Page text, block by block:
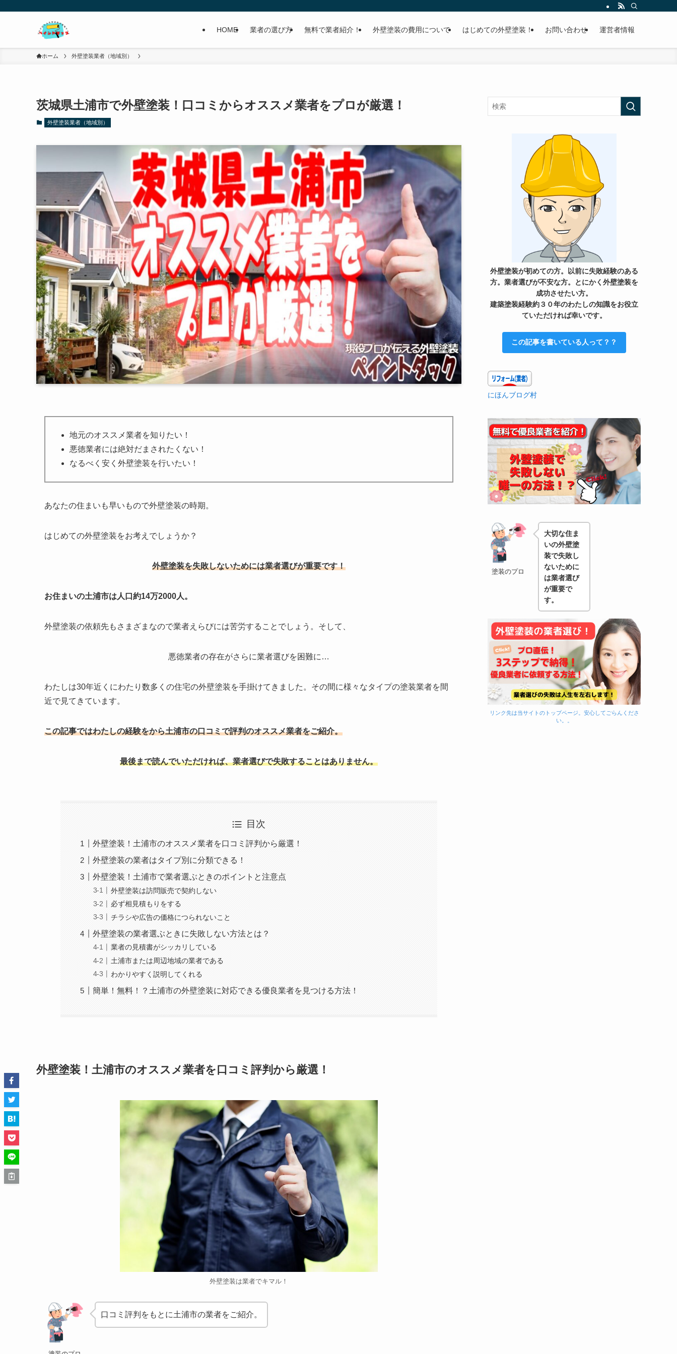
HOME 業者の選び方 無料で業者紹介！ 外壁塗装の費用について はじめての外壁塗装！ お問い合わせ 運営者情報
ホーム 外壁塗装業者（地域別）
茨城県土浦市で外壁塗装！口コミからオススメ業者をプロが厳選！
外壁塗装業者（地域別）
地元のオススメ業者を知りたい！
悪徳業者には絶対だまされたくない！
なるべく安く外壁塗装を行いたい！
あなたの住まいも早いもので外壁塗装の時期。
はじめての外壁塗装をお考えでしょうか？
外壁塗装を失敗しないためには業者選びが重要です！
お住まいの土浦市は人口約14万2000人。
外壁塗装の依頼先もさまざまなので業者えらびには苦労することでしょう。そして、
悪徳業者の存在がさらに業者選びを困難に…
わたしは30年近くにわたり数多くの住宅の外壁塗装を手掛けてきました。その間に様々なタイプの塗装業者を間
近で見てきています。
この記事ではわたしの経験をから土浦市の口コミで評判のオススメ業者をご紹介。
最後まで読んでいただければ、業者選びで失敗することはありません。
目次
外壁塗装！土浦市のオススメ業者を口コミ評判から厳選！
外壁塗装の業者はタイプ別に分類できる！
外壁塗装！土浦市で業者選ぶときのポイントと注意点
外壁塗装は訪問販売で契約しない
必ず相見積もりをする
チラシや広告の価格につられないこと
外壁塗装の業者選ぶときに失敗しない方法とは？
業者の見積書がシッカリしている
土浦市または周辺地域の業者である
わかりやすく説明してくれる
簡単！無料！？土浦市の外壁塗装に対応できる優良業者を見つける方法！
外壁塗装！土浦市のオススメ業者を口コミ評判から厳選！
外壁塗装は業者でキマル！
口コミ評判をもとに土浦市の業者をご紹介。
外壁塗装が初めての方。以前に失敗経験のある
方。業者選びが不安な方。とにかく外壁塗装を
成功させたい方。
建築塗装経験約３０年のわたしの知識をお役立
ていただければ幸いです。
この記事を書いている人って？？
にほんブログ村
塗装のプロ
大切な住ま
いの外壁塗
装で失敗し
ないために
は業者選び
が重要で
す。
リンク先は当サイトのトップページ。安心してごらんくださ
い。。